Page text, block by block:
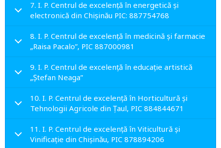
7. I. P. Centrul de excelenţă în energetică şi
electronică din Chișinău PIC: 887754768
8. I. P. Centrul de excelenţă în medicină şi farmacie
„Raisa Pacalo”, PIC 887000981
9. I. P. Centrul de excelenţă în educație artistică
„Ștefan Neaga”
10. I. P. Centrul de excelenţă în Horticultură și
Tehnologii Agricole din Țaul, PIC 884844671
11. I. P. Centrul de excelenţă în Viticultură şi
Vinificaţie din Chișinău, PIC 878894206